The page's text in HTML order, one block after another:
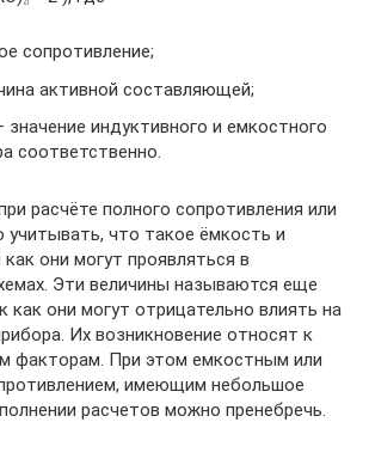
сопротивление;
активной составляющей;
значение индуктивного и емкостного
соответственно.
расчёте полного сопротивления или
учитывать, что такое ёмкость и
они могут проявляться в
Эти величины называются еще
как они могут отрицательно влиять на
Их возникновение относят к
факторам. При этом емкостным или
имеющим небольшое
расчетов можно пренебречь.